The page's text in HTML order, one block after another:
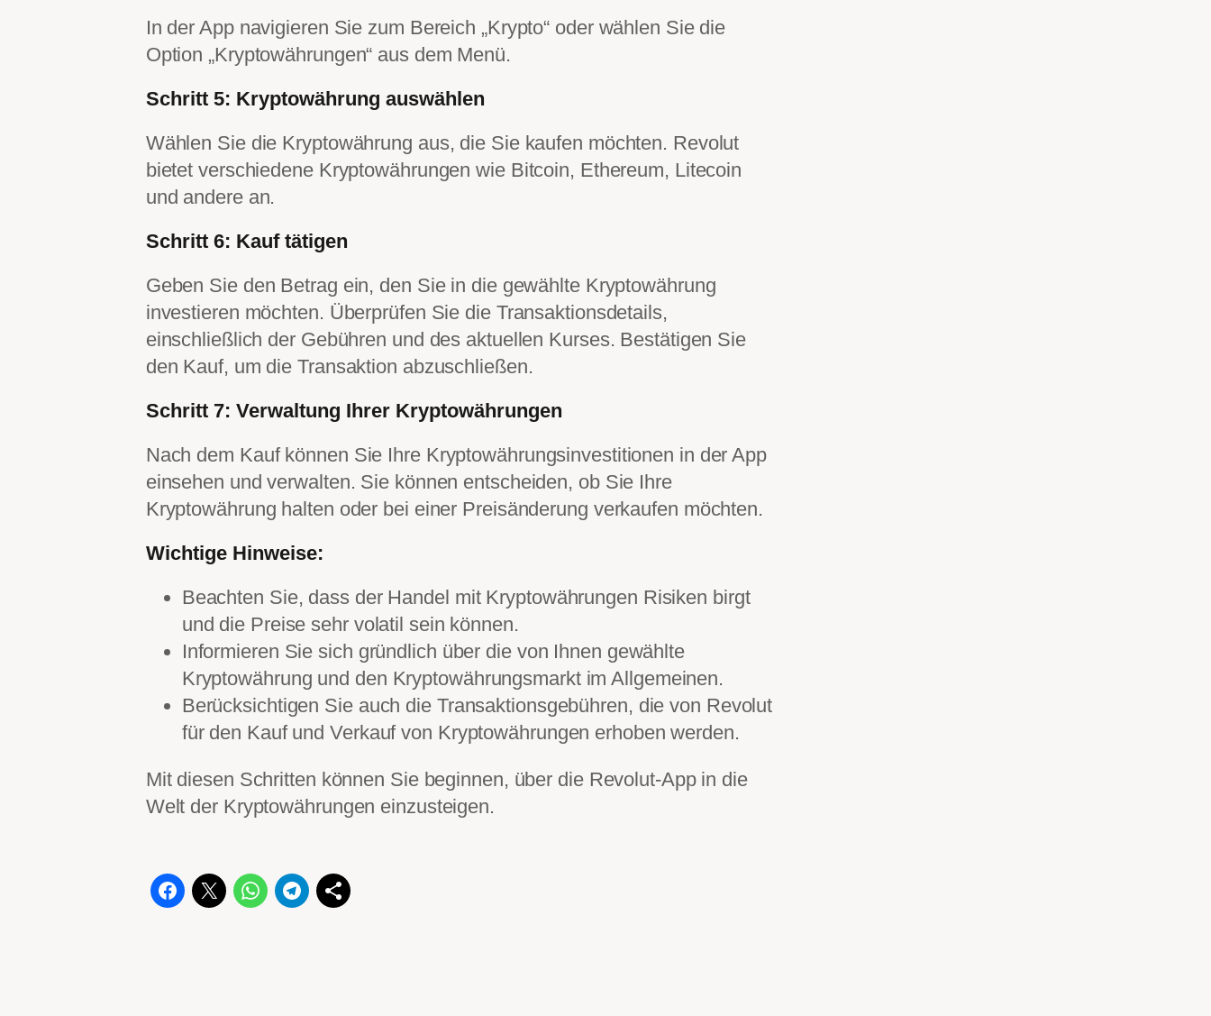
In der App navigieren Sie zum Bereich „Krypto“ oder wählen Sie die
Option „Kryptowährungen“ aus dem Menü.
Schritt 5: Kryptowährung auswählen
Wählen Sie die Kryptowährung aus, die Sie kaufen möchten. Revolut
bietet verschiedene Kryptowährungen wie Bitcoin, Ethereum, Litecoin
und andere an.
Schritt 6: Kauf tätigen
Geben Sie den Betrag ein, den Sie in die gewählte Kryptowährung
investieren möchten. Überprüfen Sie die Transaktionsdetails,
einschließlich der Gebühren und des aktuellen Kurses. Bestätigen Sie
den Kauf, um die Transaktion abzuschließen.
Schritt 7: Verwaltung Ihrer Kryptowährungen
Nach dem Kauf können Sie Ihre Kryptowährungsinvestitionen in der App
einsehen und verwalten. Sie können entscheiden, ob Sie Ihre
Kryptowährung halten oder bei einer Preisänderung verkaufen möchten.
Wichtige Hinweise:
Beachten Sie, dass der Handel mit Kryptowährungen Risiken birgt
und die Preise sehr volatil sein können.
Informieren Sie sich gründlich über die von Ihnen gewählte
Kryptowährung und den Kryptowährungsmarkt im Allgemeinen.
Berücksichtigen Sie auch die Transaktionsgebühren, die von Revolut
für den Kauf und Verkauf von Kryptowährungen erhoben werden.
Mit diesen Schritten können Sie beginnen, über die Revolut-App in die
Welt der Kryptowährungen einzusteigen.